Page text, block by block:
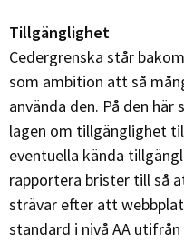
Tillgänglighet
Cedergrenska står
som ambition att så
använda den. På den
lagen om tillgänglighet
eventuella kända
rapportera brister till så
strävar efter att
standard i nivå AA